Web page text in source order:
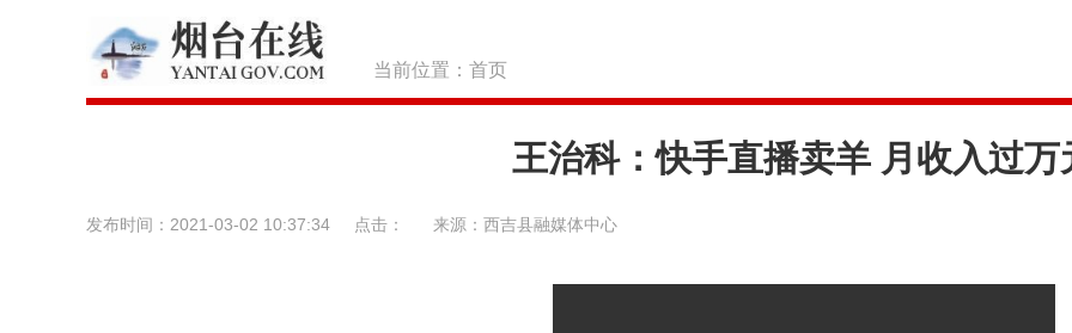
当前位置： 首页
王治科：快手直播卖羊 月收入过万
点击：
发布时间：2021-03-02 10:37:34 来源：西吉县融媒体中心